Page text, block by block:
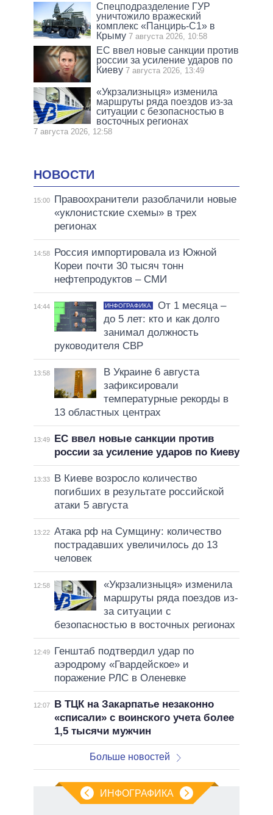
Спецподразделение ГУР
уничтожило вражеский
комплекс «Панцирь-С1» в
Крыму 7 августа 2026, 10:58
ЕС ввел новые санкции против
россии за усиление ударов по
Киеву 7 августа 2026, 13:49
«Укрзализныця» изменила
маршруты ряда поездов из-за
ситуации с безопасностью в
восточных регионах
7 августа 2026, 12:58
НОВОСТИ
15:00
Правоохранители разоблачили новые
«уклонистские схемы» в трех
регионах
14:58
Россия импортировала из Южной
Кореи почти 30 тысяч тонн
нефтепродуктов – СМИ
14:44 ИНФОГРАФИКА
От 1 месяца –
до 5 лет: кто и как долго
занимал должность
руководителя СВР
13:58
В Украине 6 августа
зафиксировали
температурные рекорды в
13 областных центрах
13:49
ЕС ввел новые санкции против
россии за усиление ударов по Киеву
13:33
В Киеве возросло количество
погибших в результате российской
атаки 5 августа
13:22 Атака рф на Сумщину: количество
пострадавших увеличилось до 13
человек
12:58
«Укрзализныця» изменила
маршруты ряда поездов из-
за ситуации с
безопасностью в восточных регионах
12:49
Генштаб подтвердил удар по
аэродрому «Гвардейское» и
поражение РЛС в Оленевке
12:07
В ТЦК на Закарпатье незаконно
«списали» с воинского учета более
1,5 тысячи мужчин
Больше новостей
ИНФОГРАФИКА